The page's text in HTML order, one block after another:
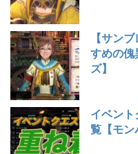
【サン
すめの傀
ズ】
イベン
覧【モン